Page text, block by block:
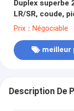
Duplex superbe
LR/SR, coude,
2507 SA182
Prix：Négociable
meilleur
Description De